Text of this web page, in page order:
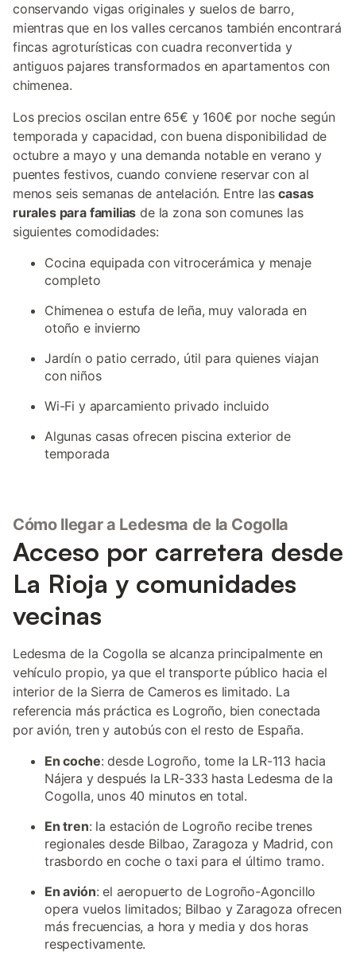
conservando vigas originales y suelos de barro,
mientras que en los valles cercanos también encontrará
fincas agroturísticas con cuadra reconvertida y
antiguos pajares transformados en apartamentos con
chimenea.
Los precios oscilan entre 65€ y 160€ por noche según
temporada y capacidad, con buena disponibilidad de
octubre a mayo y una demanda notable en verano y
puentes festivos, cuando conviene reservar con al
menos seis semanas de antelación. Entre lascasas
rurales para familias de la zona son comunes las
siguientes comodidades:
Cocina equipada con vitrocerámica y menaje
completo
Chimenea o estufa de leña, muy valorada en
otoño e invierno
Jardín o patio cerrado, útil para quienes viajan
con niños
Wi-Fi y aparcamiento privado incluido
Algunas casas ofrecen piscina exterior de
temporada
Cómo llegar a Ledesma de la Cogolla
Acceso por carretera desde
La Rioja y comunidades
vecinas
Ledesma de la Cogolla se alcanza principalmente en
vehículo propio, ya que el transporte público hacia el
interior de la Sierra de Cameros es limitado. La
referencia más práctica es Logroño, bien conectada
por avión, tren y autobús con el resto de España.
En coche: desde Logroño, tome la LR-113 hacia
Nájera y después la LR-333 hasta Ledesma de la
Cogolla, unos 40 minutos en total.
En tren: la estación de Logroño recibe trenes
regionales desde Bilbao, Zaragoza y Madrid, con
trasbordo en coche o taxi para el último tramo.
En avión: el aeropuerto de Logroño-Agoncillo
opera vuelos limitados; Bilbao y Zaragoza ofrecen
más frecuencias, a hora y media y dos horas
respectivamente.